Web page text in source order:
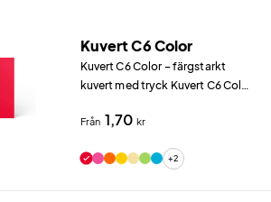
Kuvert C6 Color
Kuvert C6 Color – färgstarkt
kuvert med tryck Kuvert C6 Color
g/m² (9 färgval) ger dig nio
varumärke.
Från 1,70 kr
+2